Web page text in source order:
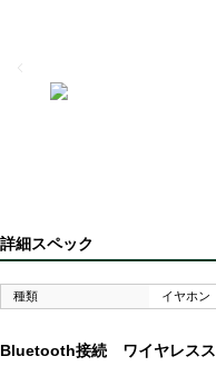
詳細スペック
種類 イヤホン
Bluetooth接続 ワイヤレスス